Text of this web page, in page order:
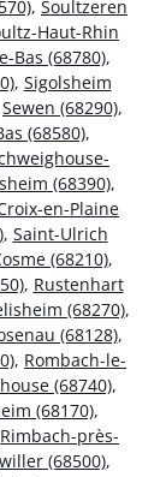
, Soultzeren
Haut-Rhin
Bas (68780),
, Sigolsheim
Sewen (68290),
(68580),
(68390),
en-Plaine
, Saint-Ulrich
(68210),
, Rustenhart
(68270),
(68128),
, Rombach-le-
(68740),
(68170),
Rimbach-près-
(68500),